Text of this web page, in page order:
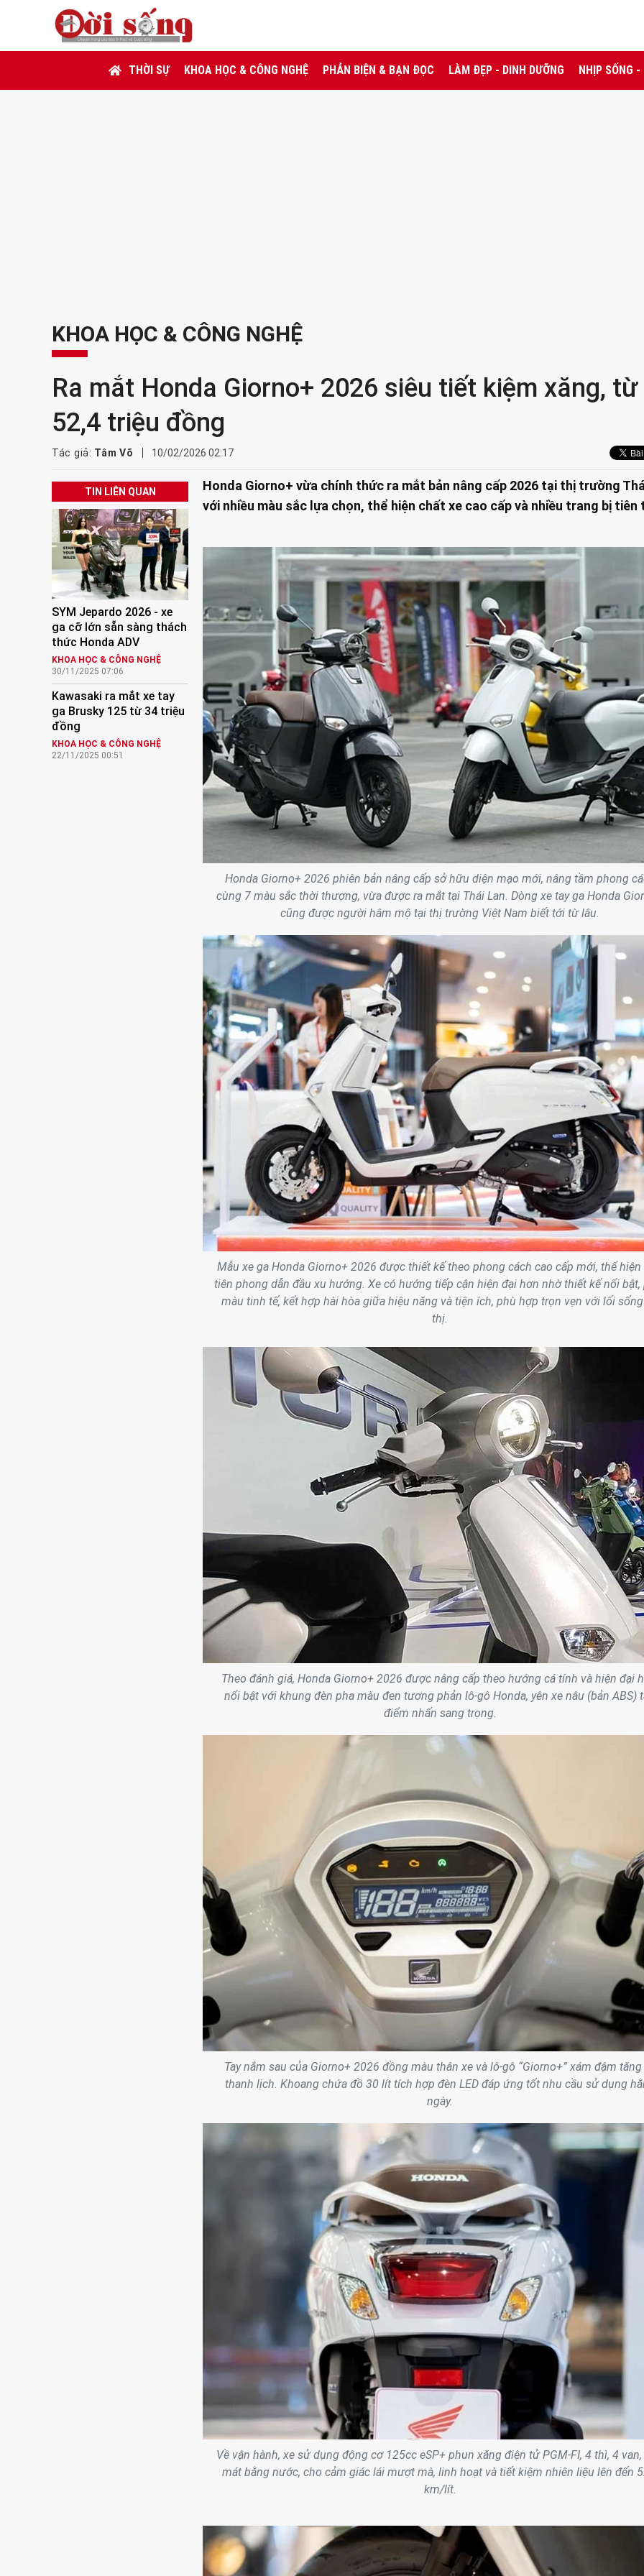
THỜI SỰ KHOA HỌC & CÔNG NGHỆ PHẢN BIỆN & BẠN ĐỌC LÀM ĐẸP - DINH DƯỠNG NHỊP SỐNG
KHOA HỌC & CÔNG NGHỆ
Ra mắt Honda Giorno+ 2026 siêu tiết kiệm xăng, từ
52,4 triệu đồng
Tác giả: Tâm Võ 10/02/2026 02:17
TIN LIÊN QUAN
SYM Jepardo 2026 - xe
ga cỡ lớn sẵn sàng thách
thức Honda ADV
KHOA HỌC & CÔNG NGHỆ
30/11/2025 07:06
Kawasaki ra mắt xe tay
ga Brusky 125 từ 34 triệu
đồng
KHOA HỌC & CÔNG NGHỆ
22/11/2025 00:51
Honda Giorno+ vừa chính thức ra mắt bản nâng cấp 2026 tại thị trường
với nhiều màu sắc lựa chọn, thể hiện chất xe cao cấp và nhiều trang bị tiên
Honda Giorno+ 2026 phiên bản nâng cấp sở hữu diện mạo mới, nâng tầm phong
cùng 7 màu sắc thời thượng, vừa được ra mắt tại Thái Lan. Dòng xe tay ga Honda
cũng được người hâm mộ tại thị trường Việt Nam biết tới từ lâu.
Mẫu xe ga Honda Giorno+ 2026 được thiết kế theo phong cách cao cấp mới, thể
tiên phong dẫn đầu xu hướng. Xe có hướng tiếp cận hiện đại hơn nhờ thiết kế nổi bật,
màu tinh tế, kết hợp hài hòa giữa hiệu năng và tiện ích, phù hợp trọn vẹn với lối
thị.
Theo đánh giá, Honda Giorno+ 2026 được nâng cấp theo hướng cá tính và hiện đại
nổi bật với khung đèn pha màu đen tương phản lô-gô Honda, yên xe nâu (bản ABS)
điểm nhấn sang trọng.
Tay nắm sau của Giorno+ 2026 đồng màu thân xe và lô-gô “Giorno+” xám đậm tăng
thanh lịch. Khoang chứa đồ 30 lít tích hợp đèn LED đáp ứng tốt nhu cầu sử dụng
ngày.
Về vận hành, xe sử dụng động cơ 125cc eSP+ phun xăng điện tử PGM-FI, 4 thì, 4
mát bằng nước, cho cảm giác lái mượt mà, linh hoạt và tiết kiệm nhiên liệu lên đến
km/lít.